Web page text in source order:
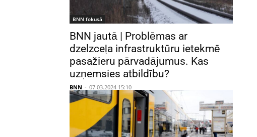
BNN fokusā
BNN jautā | Problēmas ar
dzelzceļa infrastruktūru ietekmē
pasažieru pārvadājumus. Kas
uzņemsies atbildību?
BNN - 07.03.2024 15:10